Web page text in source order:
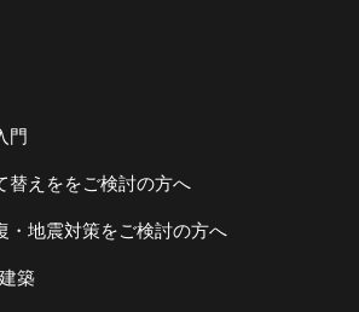
門
替えををご検討の方へ
・地震対策をご検討の方へ
築